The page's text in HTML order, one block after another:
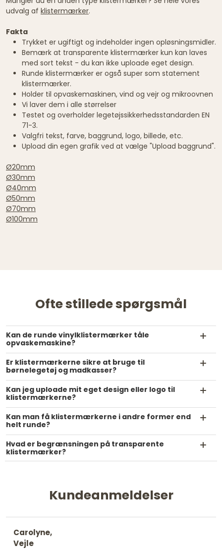
udvalg af klistermærker.
Fakta
Trykket er ugiftigt og indeholder ingen opløsningsmidler.
Bemærk at transparente klistermærker kun kan laves
med sort tekst - du kan ikke uploade eget design.
Runde klistermærker er også super som statement
klistermærker.
Holder til opvaskemaskinen, vind og vejr og mikroovnen
Vi laver dem i alle størrelser
Testet og overholder legetøjssikkerhedsstandarden EN
71-3.
Valgfri tekst, farve, baggrund, logo, billede, etc.
Upload din egen grafik ved at vælge "Upload baggrund".
Ø20mm
Ø30mm
Ø40mm
Ø50mm
Ø70mm
Ø100mm
Ofte stillede spørgsmål
Kan de runde vinylklistermærker tåle
opvaskemaskine?
Er klistermærkerne sikre at bruge til
børnelegetøj og madkasser?
Kan jeg uploade mit eget design eller logo til
klistermærkerne?
Kan man få klistermærkerne i andre former end
helt runde?
Hvad er begrænsningen på transparente
klistermærker?
Kundeanmeldelser
Carolyne,
Vejle